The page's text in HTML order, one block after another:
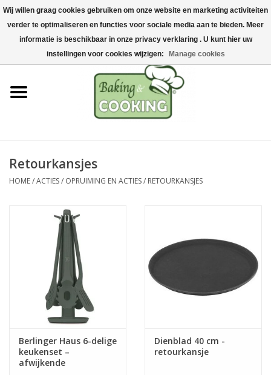
Home
Bak-& kookgerei
Machines & onderdelen
Chocolade & ijsbereiding
Hygiëne & opslag
Grondstoffen & Presentatie
Retourkansjes
HOME/ACTIES/ OPRUIMING EN ACTIES/ RETOURKANSJES
Berlinger Haus 6-delige
keukenset –
afwijkende
Dienblad 40 cm -
retourkansje
Wij willen graag cookies gebruiken om onze website en marketing activiteiten
verder te optimaliseren en functies voor sociale media aan te bieden. Meer
informatie is beschikbaar in onze privacy verklaring . U kunt hier uw
instellingen voor cookies wijzigen:
Manage cookies